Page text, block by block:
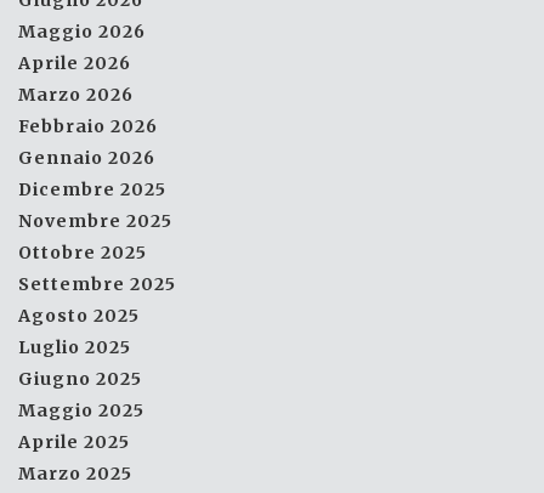
Maggio 2026
Aprile 2026
Marzo 2026
Febbraio 2026
Gennaio 2026
Dicembre 2025
Novembre 2025
Ottobre 2025
Settembre 2025
Agosto 2025
Luglio 2025
Giugno 2025
Maggio 2025
Aprile 2025
Marzo 2025